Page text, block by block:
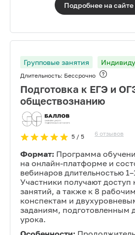
Подробнее на сайте
Групповые занятия
Длительность: Бессрочно
Подготовка к ЕГЭ и
обществознанию
5/ 5 6 отзывов
Формат: Программа
на онлайн-платформе и
вебинаров длительностью
Участники получают доступ
занятий, а также к 8
конспектам и
заданиям, подготовленным
урока.